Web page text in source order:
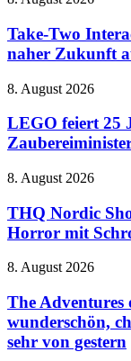
auf
Handy
Interactive
CEO
sieht
Gaming
naher
Zukunft
dem
Take-Two
naher Zukunft
LEGO
25
Jahre
Harry
mit
Zaubereiministerium
8. August 2026
LEGO feiert 25
THQ
Showcase
2026:
Expeditionen
den
mit
Schrottkarren
8. August 2026
THQ Nordic
Horror mit
The
of
Elliot:
The
Millennium
8. August 2026
The
wunderschön,
sehr von gestern